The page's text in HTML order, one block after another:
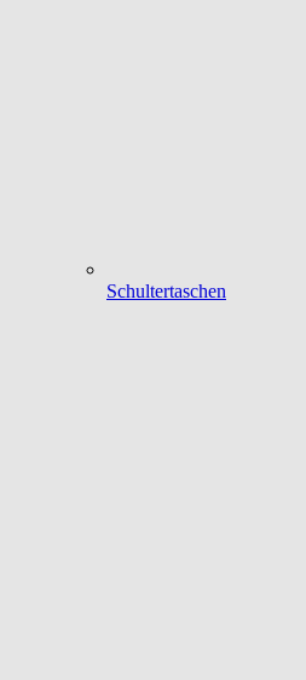
Schultertaschen